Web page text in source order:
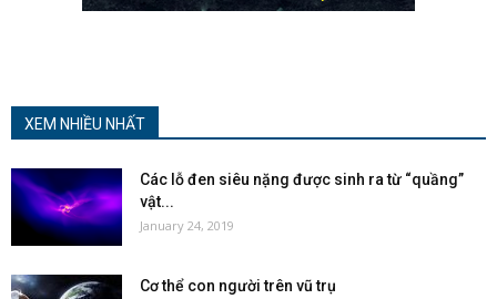
XEM NHIỀU NHẤT
Các lỗ đen siêu nặng được sinh ra từ “quầng”
vật...
January 24, 2019
Cơ thể con người trên vũ trụ